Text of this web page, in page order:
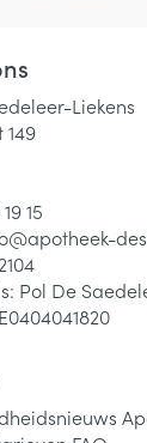
Liekens
15
apotheek-
Pol De